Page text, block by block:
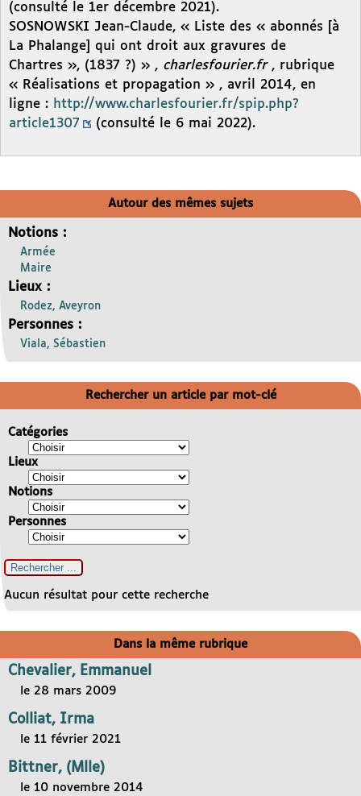
(consulté le 1er décembre 2021).
SOSNOWSKI Jean-Claude, « Liste des « abonnés [à
La Phalange] qui ont droit aux gravures de
Chartres », (1837 ?) » , charlesfourier.fr, rubrique
« Réalisations et propagation » , avril 2014, en
ligne : http://www.charlesfourier.fr/spip.php?
article1307
(consulté le 6 mai 2022).
Autour des mêmes sujets
Notions :
Armée
Maire
Lieux :
Rodez, Aveyron
Personnes :
Viala, Sébastien
Rechercher un article par mot-clé
Catégories
Lieux
Notions
Personnes
Aucun résultat pour cette recherche
Dans la même rubrique
Chevalier, Emmanuel
le 28 mars 2009
Colliat, Irma
le 11 février 2021
Bittner, (Mlle)
le 10 novembre 2014